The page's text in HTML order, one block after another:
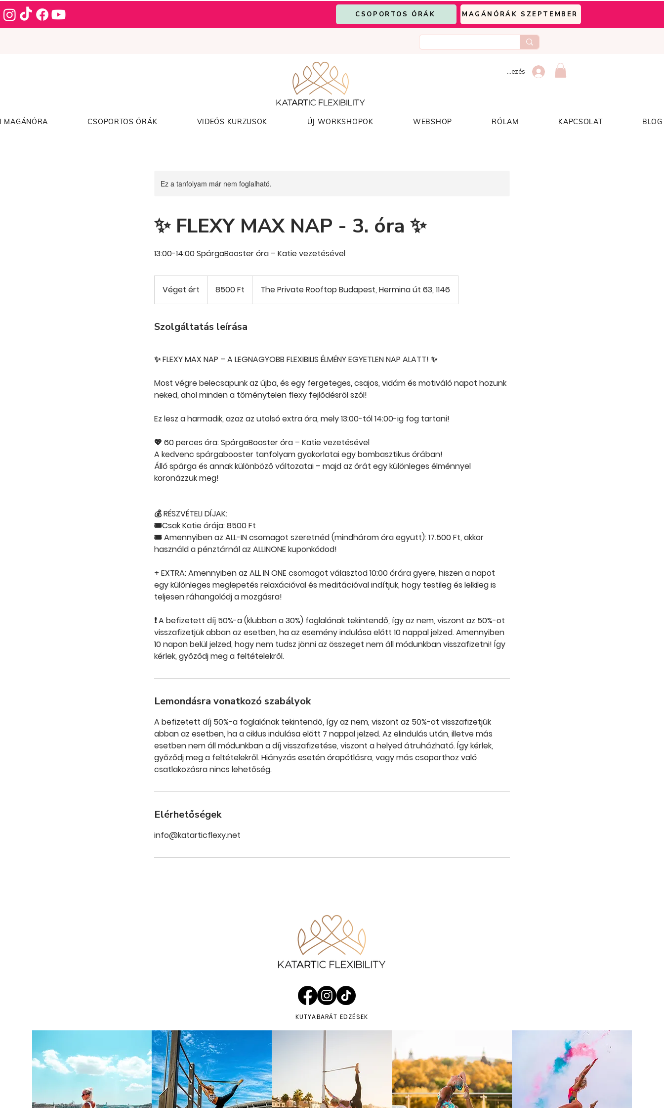
CSOPORTOS ÓRÁK MAGÁNÓRÁK SZEPTEMBER
Bejelentkezés
MAGÁNÓRA CSOPORTOS ÓRÁK VIDEÓS KURZUSOK ÚJ WORKSHOPOK WEBSHOP RÓLAM KAPCSOLAT BLOG
Ez a tanfolyam már nem foglalható.
✨ FLEXY MAX NAP - 3. óra ✨
13:00-14:00 SpárgaBooster óra – Katie vezetésével
Véget ért
é
e
r
forint8500 Ft The Private Rooftop Budapest, Hermina út 63, 1146
Szolgáltatás leírása
✨ FLEXY MAX NAP – A LEGNAGYOBB FLEXIBILIS ÉLMÉNY EGYETLEN NAP ALATT! ✨
Most végre belecsapunk az újba, és egy fergeteges, csajos, vidám és motiváló napot hozunk
neked, ahol minden a töménytelen flexy fejlődésről szól!
Ez lesz a harmadik, azaz az utolsó extra óra, mely 13:00-tól 14:00-ig fog tartani!
💖 60 perces óra: SpárgaBooster óra – Katie vezetésével
A kedvenc spárgabooster tanfolyam gyakorlatai egy bombasztikus órában!
Álló spárga és annak különböző változatai – majd az órát egy különleges élménnyel
koronázzuk meg!
💰 RÉSZVÉTELI DÍJAK:
🎟Csak Katie órája: 8500 Ft
🎟 Amennyiben az ALL-IN csomagot szeretnéd (mindhárom óra együtt): 17.500 Ft, akkor
használd a pénztárnál az ALLINONE kuponkódod!
+ EXTRA: Amennyiben az ALL IN ONE csomagot választod 10:00 órára gyere, hiszen a napot
egy különleges meglepetés relaxációval és meditációval indítjuk, hogy testileg és lelkileg is
teljesen ráhangolódj a mozgásra!
❗ A befizetett díj 50%-a (klubban a 30%) foglalónak tekintendő, így az nem, viszont az 50%-ot
visszafizetjük abban az esetben, ha az esemény indulása előtt 10 nappal jelzed. Amennyiben
10 napon belül jelzed, hogy nem tudsz jönni az összeget nem áll módunkban visszafizetni! Így
kérlek, győződj meg a feltételekről.
Lemondásra vonatkozó szabályok
A befizetett díj 50%-a foglalónak tekintendő, így az nem, viszont az 50%-ot visszafizetjük
abban az esetben, ha a ciklus indulása előtt 7 nappal jelzed. Az elindulás után, illetve más
esetben nem áll módunkban a díj visszafizetése, viszont a helyed átruházható. Így kérlek,
győződj meg a feltételekről. Hiányzás esetén órapótlásra, vagy más csoporthoz való
csatlakozásra nincs lehetőség.
Elérhetőségek
info@katarticflexy.net
KUTYABARÁT EDZÉSEK